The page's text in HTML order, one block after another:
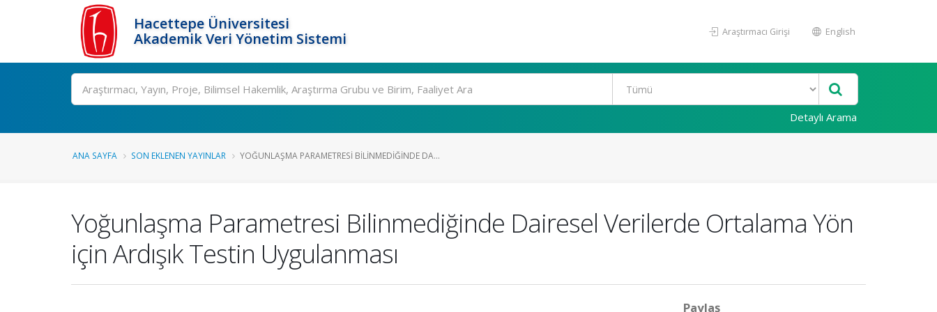
Hacettepe Üniversitesi
Akademik Veri Yönetim Sistemi
Araştırmacı Girişi English
Ara
Detaylı Arama
ANA SAYFA SON EKLENEN YAYINLAR YOĞUNLAŞMA PARAMETRESI BILINMEDIĞINDE DA...
Yoğunlaşma Parametresi Bilinmediğinde Dairesel Verilerde Ortalama Yön
için Ardışık Testin Uygulanması
Paylaş